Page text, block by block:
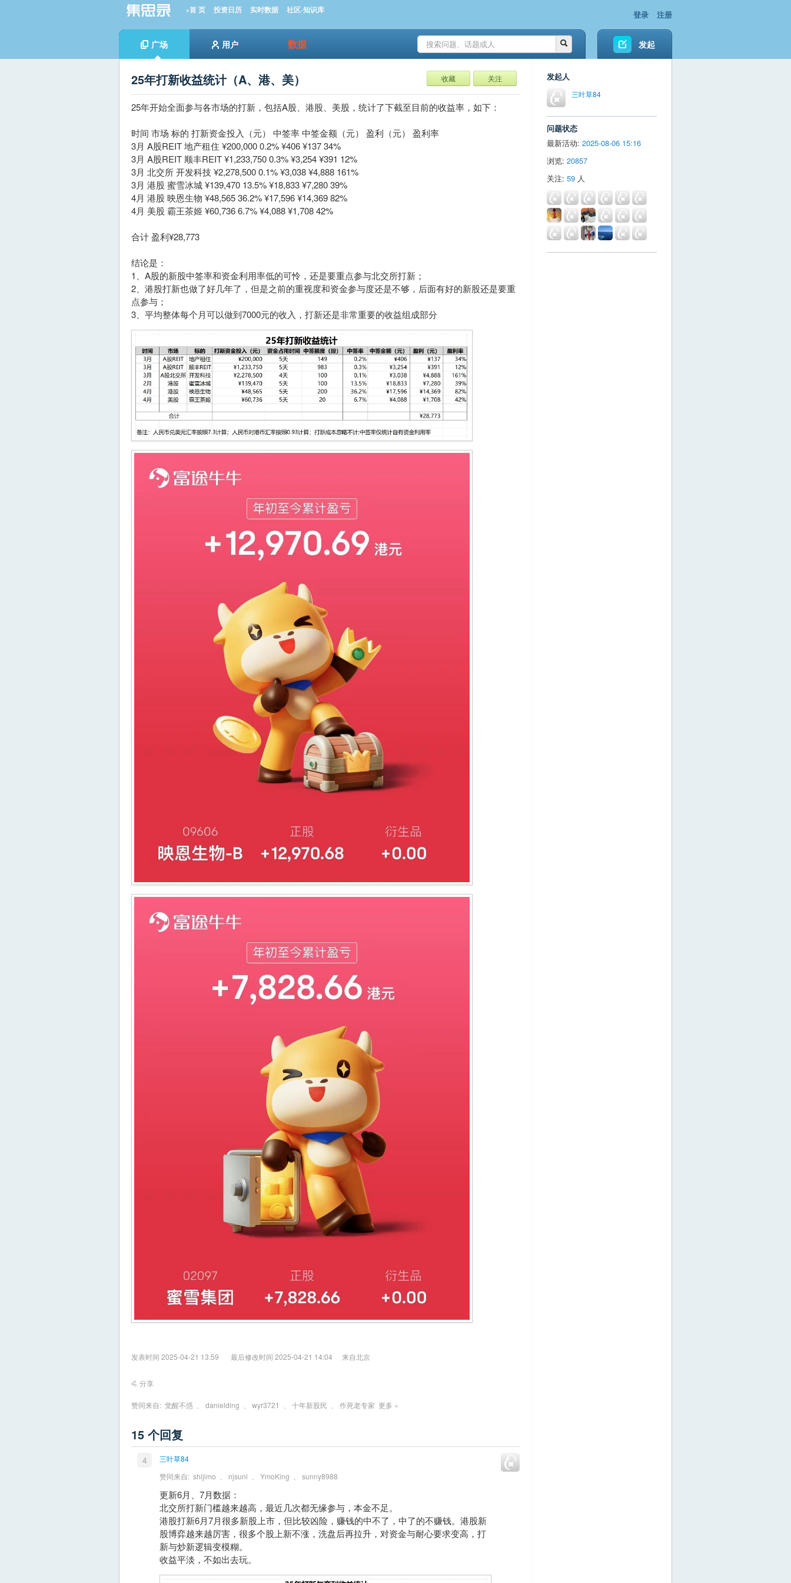
»首 页 投资日历 实时数据 社区-知识库 登录 注册
广场 用户 数据 发起
25年打新收益统计（A、港、美） 收藏 关注
25年开始全面参与各市场的打新，包括A股、港股、美股，统计了下截至目前的收益率，如下：
时间 市场 标的 打新资金投入（元） 中签率 中签金额（元） 盈利（元） 盈利率
3月 A股REIT 地产租住 ¥200,000 0.2% ¥406 ¥137 34%
3月 A股REIT 顺丰REIT ¥1,233,750 0.3% ¥3,254 ¥391 12%
3月 北交所 开发科技 ¥2,278,500 0.1% ¥3,038 ¥4,888 161%
3月 港股 蜜雪冰城 ¥139,470 13.5% ¥18,833 ¥7,280 39%
4月 港股 映恩生物 ¥48,565 36.2% ¥17,596 ¥14,369 82%
4月 美股 霸王茶姬 ¥60,736 6.7% ¥4,088 ¥1,708 42%
合计 盈利¥28,773
结论是：
1、A股的新股中签率和资金利用率低的可怜，还是要重点参与北交所打新；
2、港股打新也做了好几年了，但是之前的重视度和资金参与度还是不够，后面有好的新股还是要重
点参与；
3、平均整体每个月可以做到7000元的收入，打新还是非常重要的收益组成部分
发表时间 2025-04-21 13:59 最后修改时间 2025-04-21 14:04 来自北京
分享
赞同来自: 觉醒不惑 danielding wyr3721 十年新股民 作死老专家 更多 »
15 个回复
4
三叶草84
赞同来自: shijimo njsunl YmoKing sunny8988
更新6月、7月数据：
北交所打新门槛越来越高，最近几次都无缘参与，本金不足。
港股打新6月7月很多新股上市，但比较凶险，赚钱的中不了，中了的不赚钱。港股新
股博弈越来越厉害，很多个股上新不涨，洗盘后再拉升，对资金与耐心要求变高，打
新与炒新逻辑变模糊。
收益平淡，不如出去玩。
发起人
三叶草84
问题状态
最新活动: 2025-08-06 15:16
浏览: 20857
关注: 59 人